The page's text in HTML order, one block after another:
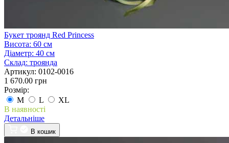
Букет троянд Red Princess
Висота: 60 см
Діаметр: 40 см
Склад: троянда
Артикул: 0102-0016
1 670.00 грн
Розмір:
M
L
XL
В наявності
Детальніше
В кошик